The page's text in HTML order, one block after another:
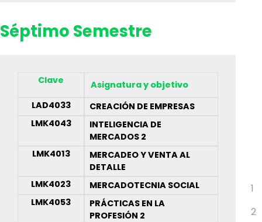
1
2
Séptimo Semestre
Clave
Asignatura y objetivo
LAD4033
CREACIÓN DE EMPRESAS
LMK4043
INTELIGENCIA DE
MERCADOS 2
LMK4013
MERCADEO Y VENTA AL
DETALLE
LMK4023
MERCADOTECNIA SOCIAL
LMK4053
PRÁCTICAS EN LA
PROFESIÓN 2